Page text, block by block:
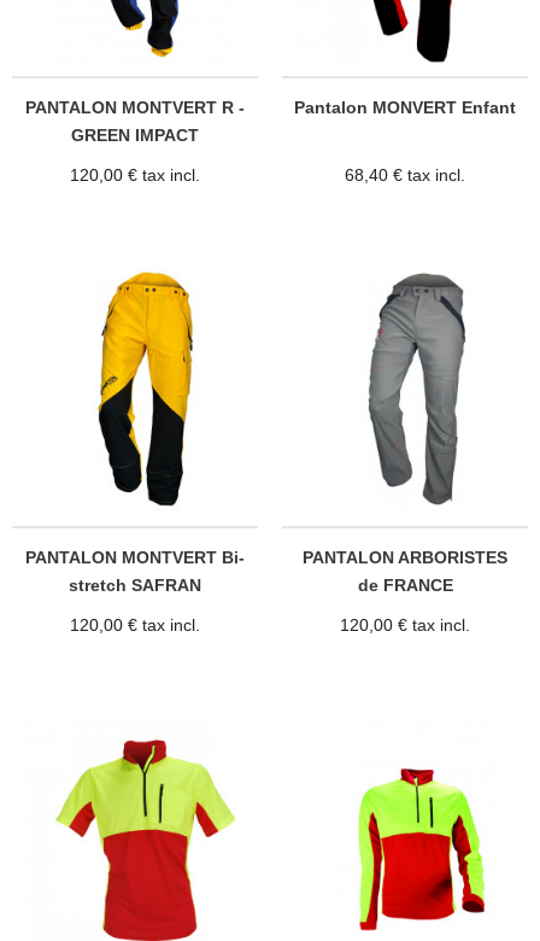
PANTALON MONTVERT R -
GREEN IMPACT
120,00 € tax incl.
Pantalon MONVERT Enfant
68,40 € tax incl.
PANTALON MONTVERT Bi-
stretch SAFRAN
120,00 € tax incl.
PANTALON ARBORISTES
de FRANCE
120,00 € tax incl.